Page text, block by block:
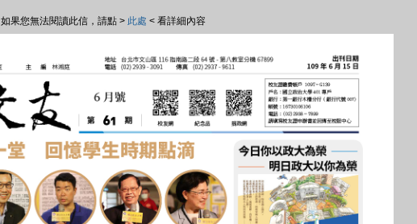
如果您無法閱讀此信，請點 > 此處 < 看詳細內容